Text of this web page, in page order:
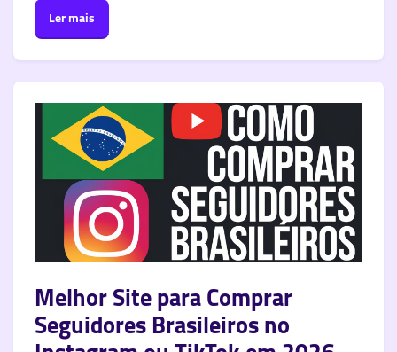
Ler mais
Melhor Site para Comprar
Seguidores Brasileiros no